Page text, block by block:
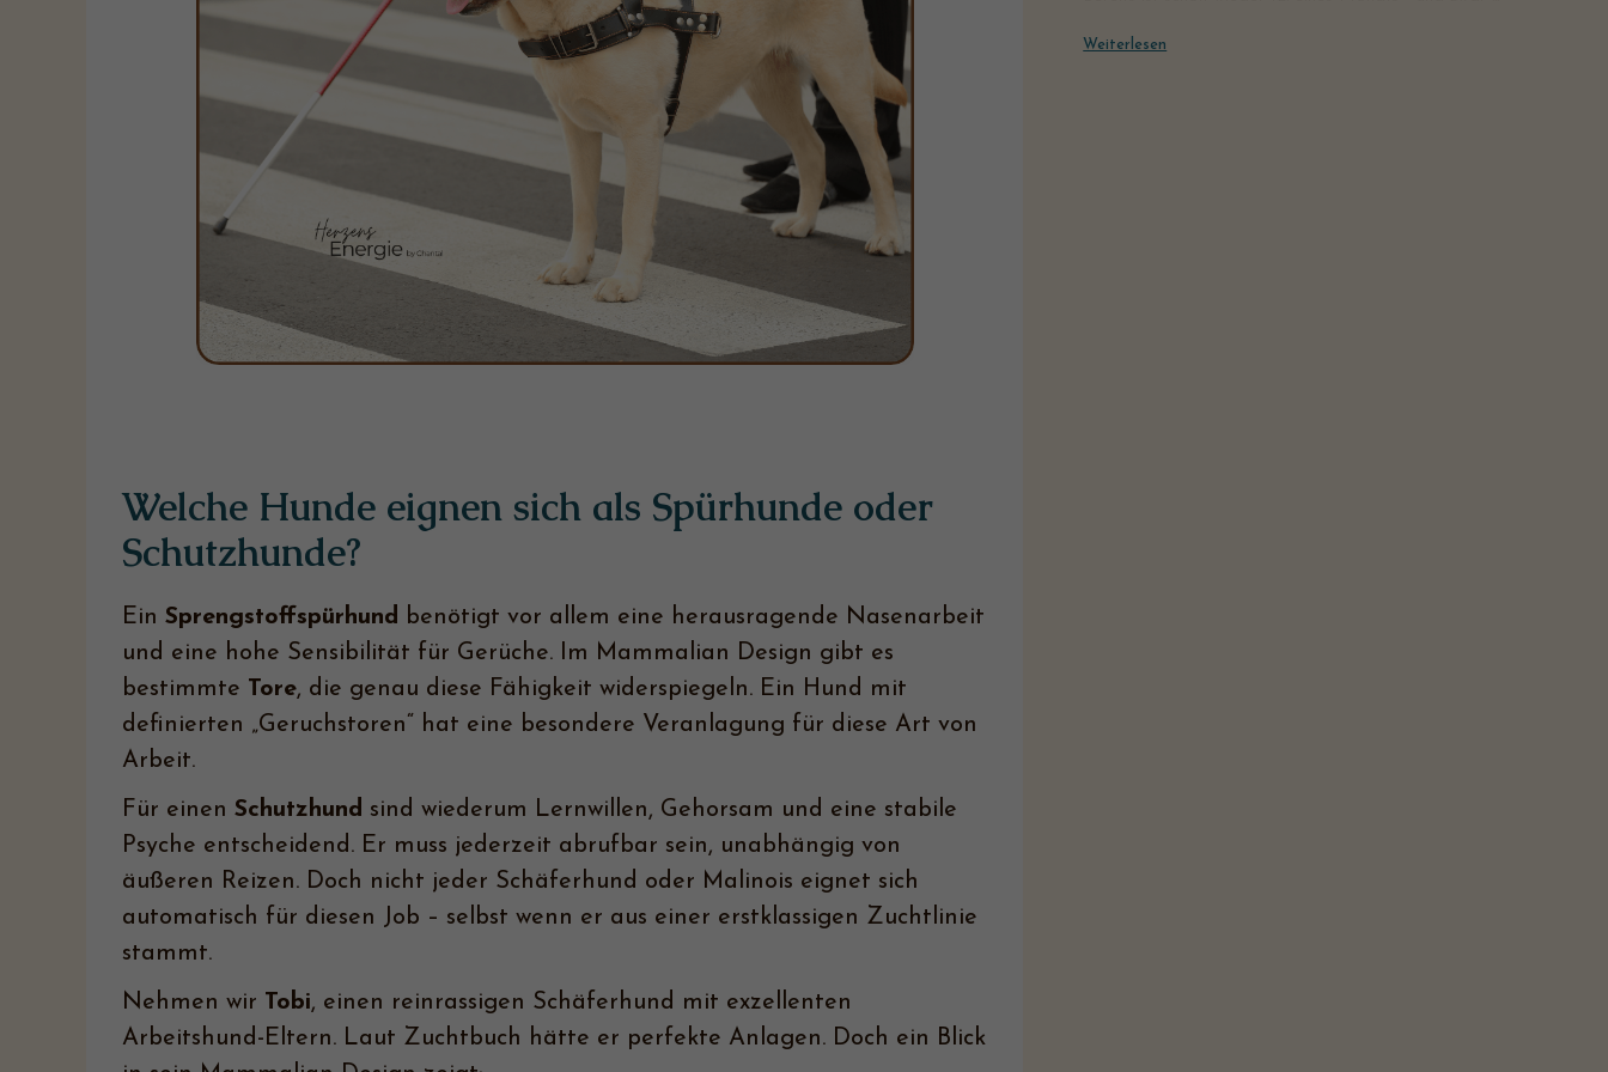
Welche Hunde eignen sich als Spürhunde oder
Schutzhunde?
Ein Sprengstoffspürhund
benötigt vor allem eine herausragende Nasenarbeit
und eine hohe Sensibilität für Gerüche. Im Mammalian Design gibt es
bestimmte Tore, die genau diese Fähigkeit widerspiegeln. Ein Hund mit
definierten „Geruchstoren“ hat eine besondere Veranlagung für diese Art von
Arbeit.
Für einen Schutzhund sind wiederum Lernwillen, Gehorsam und eine stabile
Psyche entscheidend. Er muss jederzeit abrufbar sein, unabhängig von
äußeren Reizen. Doch nicht jeder Schäferhund oder Malinois eignet sich
automatisch für diesen Job – selbst wenn er aus einer erstklassigen Zuchtlinie
stammt.
Nehmen wir Tobi, einen reinrassigen Schäferhund mit exzellenten
Arbeitshund-Eltern. Laut Zuchtbuch hätte er perfekte Anlagen. Doch ein Blick
Weiterlesen